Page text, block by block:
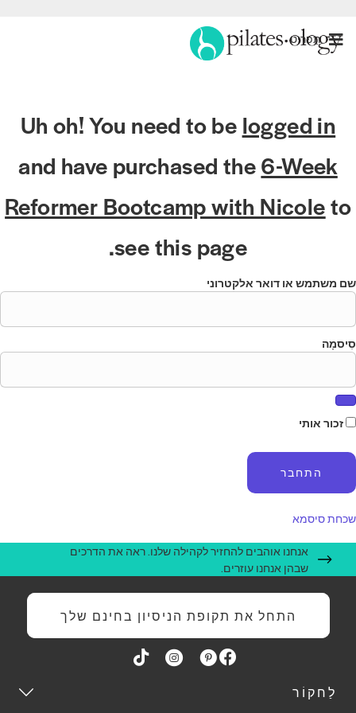
תַפרִיט
Uh oh! You need to belogged in
and have purchased the6-Week
Reformer Bootcamp with Nicoleto
see this page.
משתמש או דואר אלקטרוני
זכור אותי
סיסמא
אנחנו אוהבים להחזיר לקהילה שלנו. ראה את הדרכים
שבהן אנחנו עוזרים.
התחל את תקופת הניסיון בחינם שלך
לַחקוֹר